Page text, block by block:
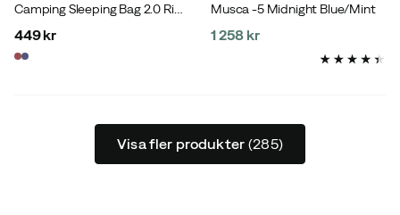
Camping Sleeping Bag 2.0 Rio Red
price
449 kr
Musca -5 Midnight Blue/Mint
1 258 kr
Visa fler produkter (285)